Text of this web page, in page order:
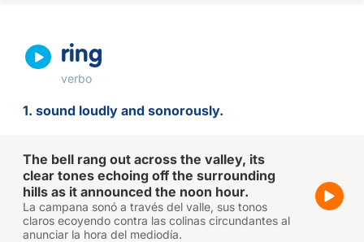
ring
verbo
1. sound loudly and sonorously.
The bell rang out across the valley, its
clear tones echoing off the surrounding
hills as it announced the noon hour.
La campana sonó a través del valle, sus tonos
claros ecoyendo contra las colinas circundantes al
anunciar la hora del mediodía.